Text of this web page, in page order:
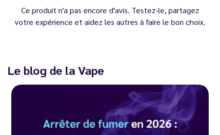
Ce produit n'a pas encore d'avis. Testez-le, partagez
votre expérience et aidez les autres à faire le bon choix.
Le blog de la Vape